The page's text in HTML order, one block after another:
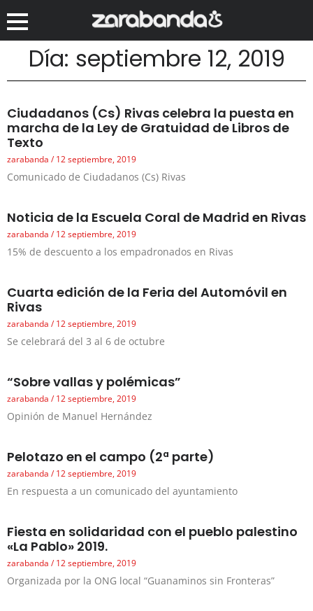
Día: septiembre 12, 2019
Ciudadanos (Cs) Rivas celebra la puesta en
marcha de la Ley de Gratuidad de Libros de
Texto
zarabanda 12 septiembre, 2019
Comunicado de Ciudadanos (Cs) Rivas
Noticia de la Escuela Coral de Madrid en Rivas
zarabanda 12 septiembre, 2019
15% de descuento a los empadronados en Rivas
Cuarta edición de la Feria del Automóvil en
Rivas
zarabanda 12 septiembre, 2019
Se celebrará del 3 al 6 de octubre
“Sobre vallas y polémicas”
zarabanda 12 septiembre, 2019
Opinión de Manuel Hernández
Pelotazo en el campo (2ª parte)
zarabanda 12 septiembre, 2019
En respuesta a un comunicado del ayuntamiento
Fiesta en solidaridad con el pueblo palestino
«La Pablo» 2019.
zarabanda 12 septiembre, 2019
Organizada por la ONG local “Guanaminos sin Fronteras”